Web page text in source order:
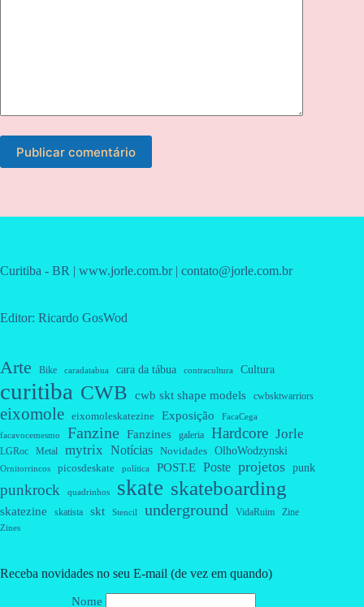
Publicar comentário
Curitiba - BR | www.jorle.com.br | contato@jorle.com.br
Editor: Ricardo GosWod
Arte Bike caradatabua cara da tábua contracultura Cultura
curitiba CWB cwb skt shape models cwbsktwarriors
eixomole eixomoleskatezine Exposição FacaCega
facavocemesmo Fanzine Fanzines galeria Hardcore Jorle
LGRoc Metal mytrix Notícias Novidades OlhoWodzynski
Ornitorrincos picosdeskate política POST.E Poste projetos punk
punkrock quadrinhos skate skateboarding
skatezine skatista skt Stencil underground VidaRuim Zine
Zines
Receba novidades no seu E-mail (de vez em quando)
Nome